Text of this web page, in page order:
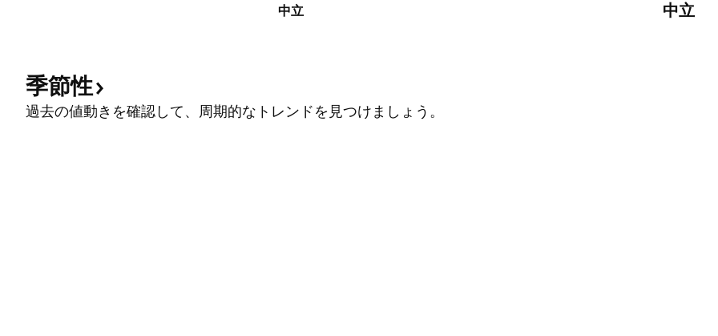
中立 中立
季節性
過去の値動きを確認して、周期的なトレンドを見つけましょう。